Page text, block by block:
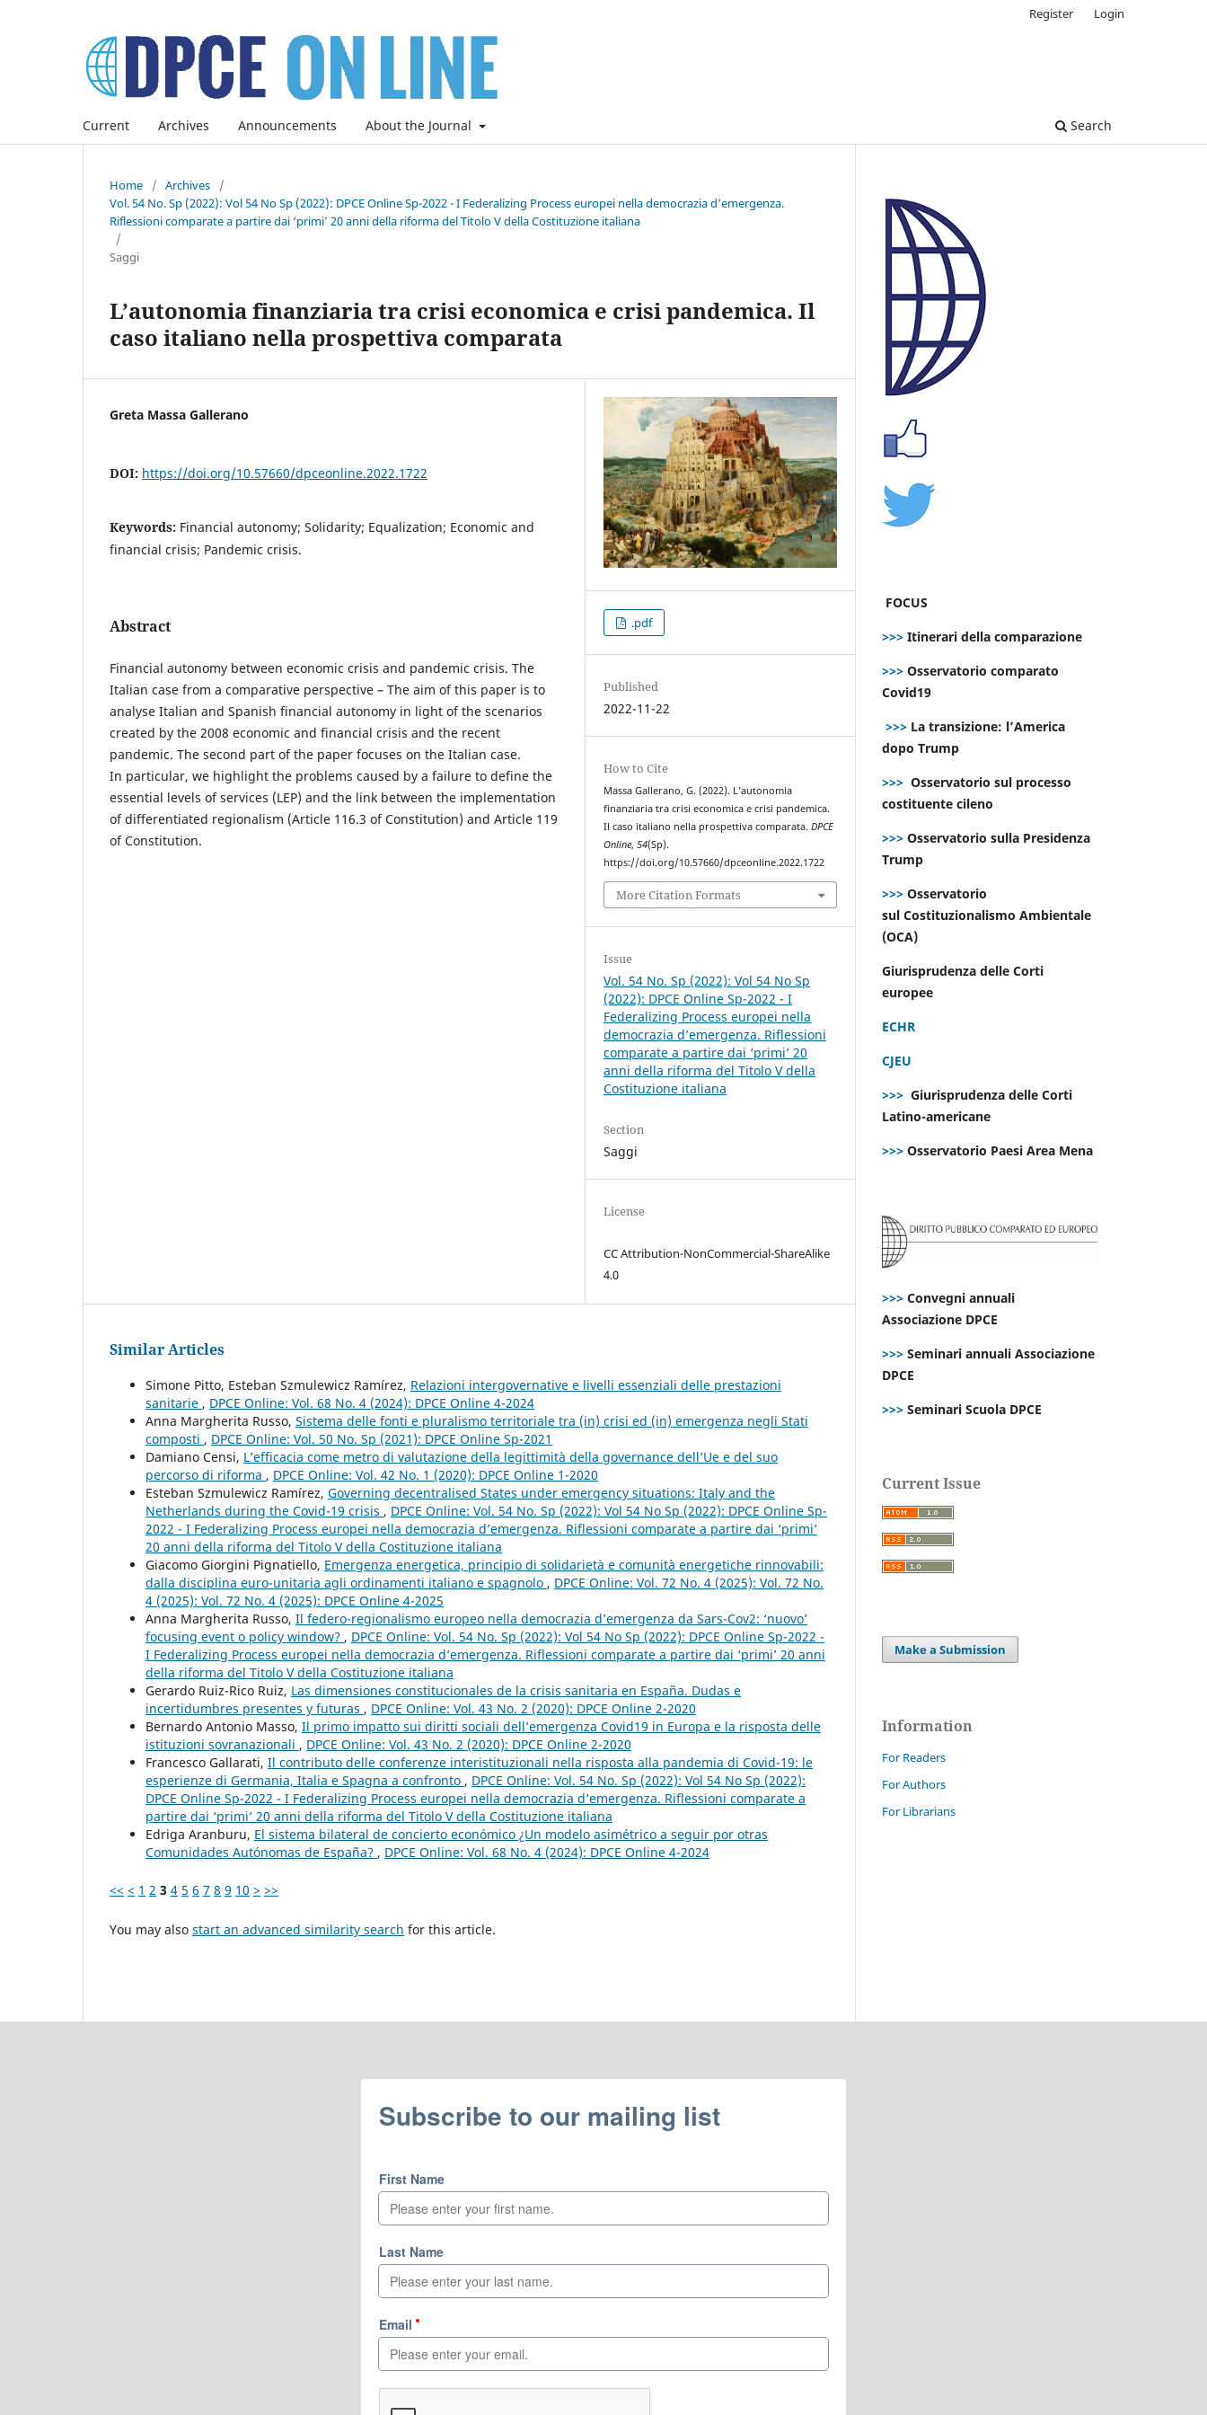
Current Archives Announcements About the Journal Search
Register Login
Home / Archives
/
Vol. 54 No. Sp (2022): Vol 54 No Sp (2022): DPCE Online Sp-2022 - I Federalizing Process europei nella democrazia d’emergenza.
Riflessioni comparate a partire dai ‘primi’ 20 anni della riforma del Titolo V della Costituzione italiana
/
Saggi
L’autonomia finanziaria tra crisi economica e crisi pandemica. Il
caso italiano nella prospettiva comparata
Greta Massa Gallerano
DOI: https://doi.org/10.57660/dpceonline.2022.1722
Keywords: Financial autonomy; Solidarity; Equalization; Economic and
financial crisis; Pandemic crisis.
Abstract
Financial autonomy between economic crisis and pandemic crisis. The
Italian case from a comparative perspective – The aim of this paper is to
analyse Italian and Spanish financial autonomy in light of the scenarios
created by the 2008 economic and financial crisis and the recent
pandemic. The second part of the paper focuses on the Italian case.
In particular, we highlight the problems caused by a failure to define the
essential levels of services (LEP) and the link between the implementation
of differentiated regionalism (Article 116.3 of Constitution) and Article 119
of Constitution.
.pdf
Published
2022-11-22
How to Cite
Massa Gallerano, G. (2022). L’autonomia
finanziaria tra crisi economica e crisi pandemica.
Il caso italiano nella prospettiva comparata.DPCE
Online,54(Sp).
https://doi.org/10.57660/dpceonline.2022.1722
More Citation Formats
Issue
Vol. 54 No. Sp (2022): Vol 54 No Sp
(2022): DPCE Online Sp-2022 - I
Federalizing Process europei nella
democrazia d’emergenza. Riflessioni
comparate a partire dai ‘primi’ 20
anni della riforma del Titolo V della
Costituzione italiana
Section
Saggi
License
CC Attribution-NonCommercial-ShareAlike
4.0
Similar Articles
Simone Pitto, Esteban Szmulewicz Ramírez, Relazioni intergovernative e livelli essenziali delle prestazioni
sanitarie , DPCE Online: Vol. 68 No. 4 (2024): DPCE Online 4-2024
Anna Margherita Russo, Sistema delle fonti e pluralismo territoriale tra (in) crisi ed (in) emergenza negli Stati
composti , DPCE Online: Vol. 50 No. Sp (2021): DPCE Online Sp-2021
Damiano Censi, L’efficacia come metro di valutazione della legittimità della governance dell’Ue e del suo
percorso di riforma , DPCE Online: Vol. 42 No. 1 (2020): DPCE Online 1-2020
Esteban Szmulewicz Ramírez, Governing decentralised States under emergency situations: Italy and the
Netherlands during the Covid-19 crisis , DPCE Online: Vol. 54 No. Sp (2022): Vol 54 No Sp (2022): DPCE Online Sp-
2022 - I Federalizing Process europei nella democrazia d’emergenza. Riflessioni comparate a partire dai ‘primi’
20 anni della riforma del Titolo V della Costituzione italiana
Giacomo Giorgini Pignatiello, Emergenza energetica, principio di solidarietà e comunità energetiche rinnovabili:
dalla disciplina euro-unitaria agli ordinamenti italiano e spagnolo , DPCE Online: Vol. 72 No. 4 (2025): Vol. 72 No.
4 (2025): Vol. 72 No. 4 (2025): DPCE Online 4-2025
Anna Margherita Russo, Il federo-regionalismo europeo nella democrazia d’emergenza da Sars-Cov2: ‘nuovo’
focusing event o policy window? , DPCE Online: Vol. 54 No. Sp (2022): Vol 54 No Sp (2022): DPCE Online Sp-2022 -
I Federalizing Process europei nella democrazia d’emergenza. Riflessioni comparate a partire dai ‘primi’ 20 anni
della riforma del Titolo V della Costituzione italiana
Gerardo Ruiz-Rico Ruiz, Las dimensiones constitucionales de la crisis sanitaria en España. Dudas e
incertidumbres presentes y futuras , DPCE Online: Vol. 43 No. 2 (2020): DPCE Online 2-2020
Bernardo Antonio Masso, Il primo impatto sui diritti sociali dell’emergenza Covid19 in Europa e la risposta delle
istituzioni sovranazionali , DPCE Online: Vol. 43 No. 2 (2020): DPCE Online 2-2020
Francesco Gallarati, Il contributo delle conferenze interistituzionali nella risposta alla pandemia di Covid-19: le
esperienze di Germania, Italia e Spagna a confronto , DPCE Online: Vol. 54 No. Sp (2022): Vol 54 No Sp (2022):
DPCE Online Sp-2022 - I Federalizing Process europei nella democrazia d’emergenza. Riflessioni comparate a
partire dai ‘primi’ 20 anni della riforma del Titolo V della Costituzione italiana
Edriga Aranburu, El sistema bilateral de concierto económico ¿Un modelo asimétrico a seguir por otras
Comunidades Autónomas de España? , DPCE Online: Vol. 68 No. 4 (2024): DPCE Online 4-2024
<< < 1 2 3 4 5 6 7 8 9 10 > >>
You may also start an advanced similarity search for this article.
FOCUS
>>> Itinerari della comparazione
>>> Osservatorio comparato
Covid19
>>> La transizione: l’America
dopo Trump
>>> Osservatorio sul processo
costituente cileno
>>> Osservatorio sulla Presidenza
Trump
>>> Osservatorio
sul Costituzionalismo Ambientale
(OCA)
Giurisprudenza delle Corti
europee
ECHR
CJEU
>>> Giurisprudenza delle Corti
Latino-americane
>>> Osservatorio Paesi Area Mena
>>> Convegni annuali
Associazione DPCE
>>> Seminari annuali Associazione
DPCE
>>> Seminari Scuola DPCE
Current Issue
Make a Submission
Information
For Readers
For Authors
For Librarians